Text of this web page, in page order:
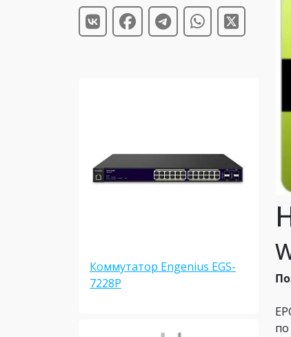
Коммутатор Engenius EGS-
7228P